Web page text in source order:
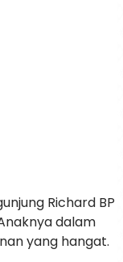
Richard BP
dalam
yang hangat.